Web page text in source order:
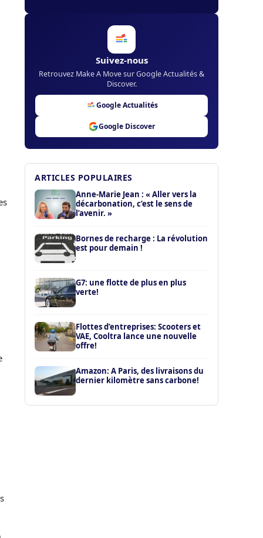
Suivez-nous
Retrouvez Make A Move sur Google Actualités &
Discover.
Google Actualités
Google Discover
ARTICLES POPULAIRES
Anne-Marie Jean : « Aller vers la
décarbonation, c’est le sens de
l’avenir. »
Bornes de recharge : La révolution
est pour demain !
G7: une flotte de plus en plus
verte!
Flottes d’entreprises: Scooters et
VAE, Cooltra lance une nouvelle
offre!
Amazon: A Paris, des livraisons du
dernier kilomètre sans carbone!